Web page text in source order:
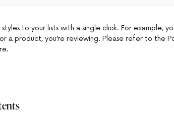
to your lists with a single click. For example,
a product, you’re reviewing. Please refer to the